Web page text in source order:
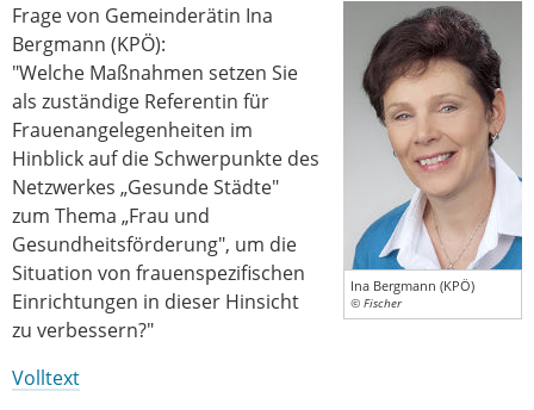
Ina Bergmann (KPÖ)
© Fischer
Frage von Gemeinderätin Ina
Bergmann (KPÖ):
"Welche Maßnahmen setzen Sie
als zuständige Referentin für
Frauenangelegenheiten im
Hinblick auf die Schwerpunkte des
Netzwerkes „Gesunde Städte"
zum Thema „Frau und
Gesundheitsförderung", um die
Situation von frauenspezifischen
Einrichtungen in dieser Hinsicht
zu verbessern?"
Volltext